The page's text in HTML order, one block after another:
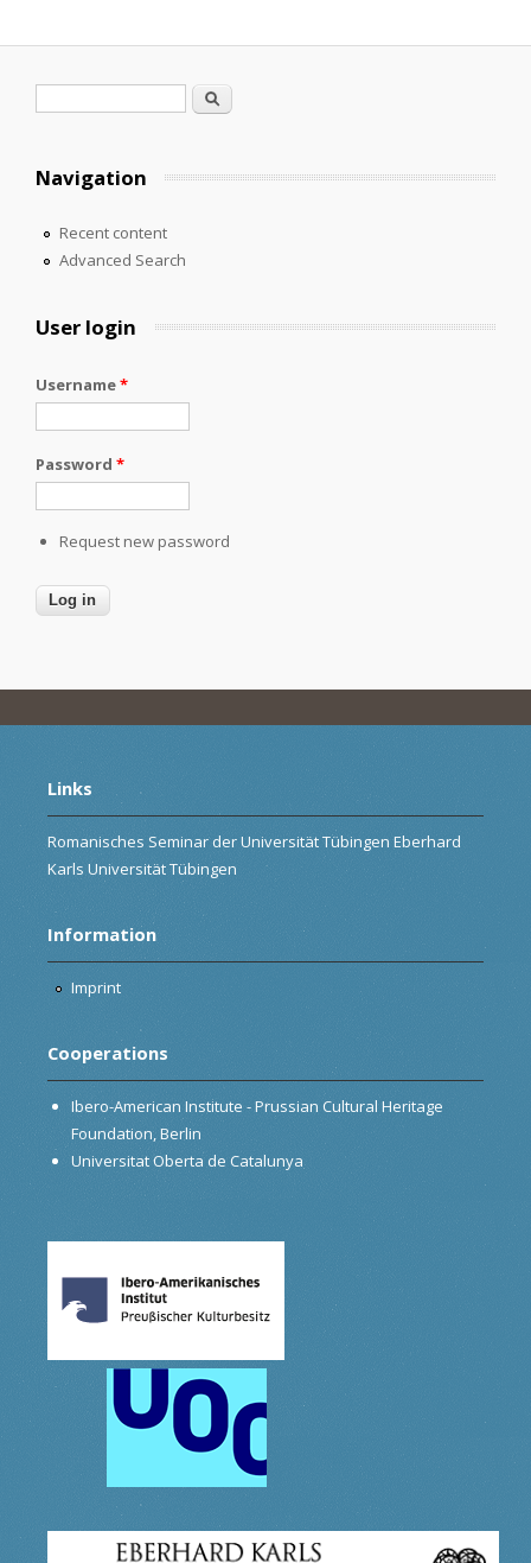
Search
Navigation
Recent content
Advanced Search
User login
Username*
Password *
Request new password
Links
Romanisches Seminar der Universität Tübingen Eberhard
Karls Universität Tübingen
Information
Imprint
Cooperations
Ibero-American Institute - Prussian Cultural Heritage
Foundation, Berlin
Universitat Oberta de Catalunya